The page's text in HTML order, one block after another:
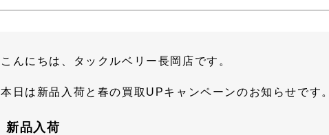
こんにちは、タックルベリー長岡店です。
本日は新品入荷と春の買取UPキャンペーンのお知らせです。
新品入荷